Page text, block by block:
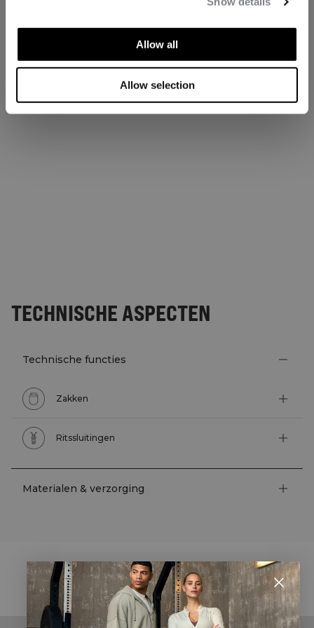
Allow all
Allow selection
TECHNISCHE ASPECTEN
Technische functies
Zakken
Ritssluitingen
Materialen & verzorging
STYLE WITH